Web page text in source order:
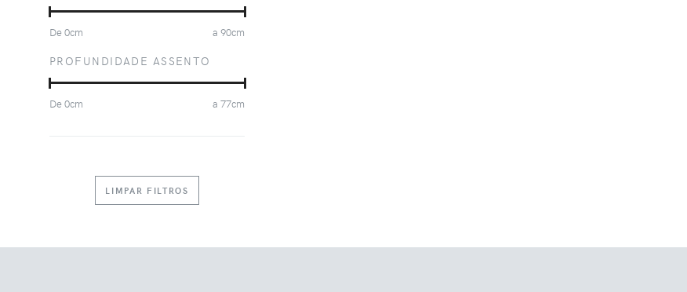
De0cm a 90cm
PROFUNDIDADE ASSENTO
De0cm a 77cm
LIMPAR FILTROS